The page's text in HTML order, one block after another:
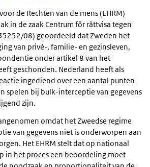
de Rechten van de mens (EHRM)
in de zaak Centrum för rättvisa tegen
08) geoordeeld dat Zweden het
van privé-, familie- en gezinsleven,
onder artikel 8 van het
geschonden. Nederland heeft als
ingediend over een aantal punten
spelen bij bulk-interceptie van gegevens
zijn.
omdat het Zweedse regime
van gegevens niet is onderworpen aan
Het EHRM stelt dat op nationaal
in het proces een beoordeling moet